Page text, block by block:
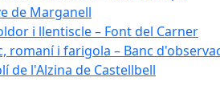
de Marganell
i llentiscle – Font del Carner
romaní i farigola – Banc
de l'Alzina de Castellbell